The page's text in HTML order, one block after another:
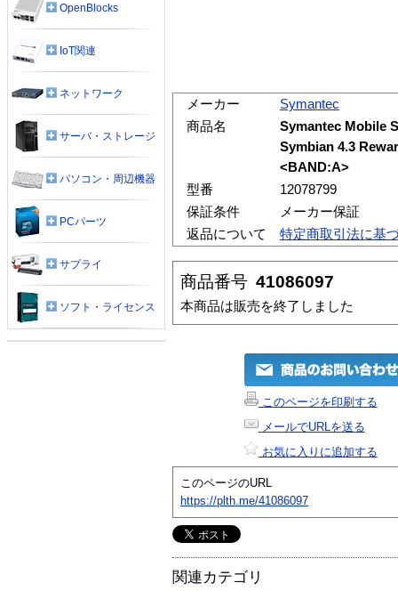
メーカー
Symantec
商品名
Symantec Mobile
Symbian 4.3
<BAND:A>
型番
12078799
保証条件
メーカー保証
返品について
特定商取引法に基
商品番号 41086097
本商品は販売を終了しました
このページを印刷する
メールでURLを送る
お気に入りに追加する
このページのURL
https://plth.me/41086097
関連カテゴリ
OpenBlocks
IoT関連
ネットワーク
サーバ・ストレージ
パソコン・周辺機器
PCパーツ
サプライ
ソフト・ライセンス